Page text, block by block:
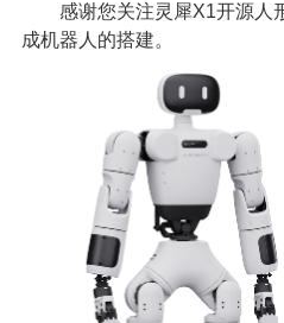
感谢您关注灵犀X1开源人
成机器人的搭建。